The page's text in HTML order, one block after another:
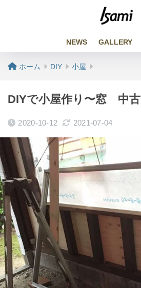
NEWS GALLERY
ホーム DIY 小屋
DIYで小屋作り〜窓 中
2020-10-12 2021-07-04